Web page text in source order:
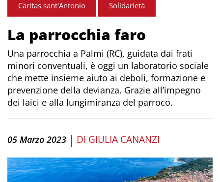
Caritas sant'Antonio Solidarietà
La parrocchia faro
Una parrocchia a Palmi (RC), guidata dai frati
minori conventuali, è oggi un laboratorio sociale
che mette insieme aiuto ai deboli, formazione e
prevenzione della devianza. Grazie all’impegno
dei laici e alla lungimiranza del parroco.
05 Marzo 2023 | DI GIULIA CANANZI